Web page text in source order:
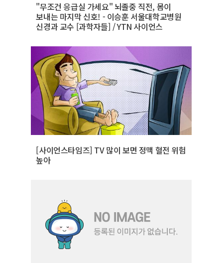
"무조건 응급실 가세요" 뇌졸중 직전, 몸이
보내는 마지막 신호! - 이승훈 서울대학교병원
신경과 교수 [과학자들] / YTN 사이언스
[사이언스타임즈] TV 많이 보면 정맥 혈전 위험
높아